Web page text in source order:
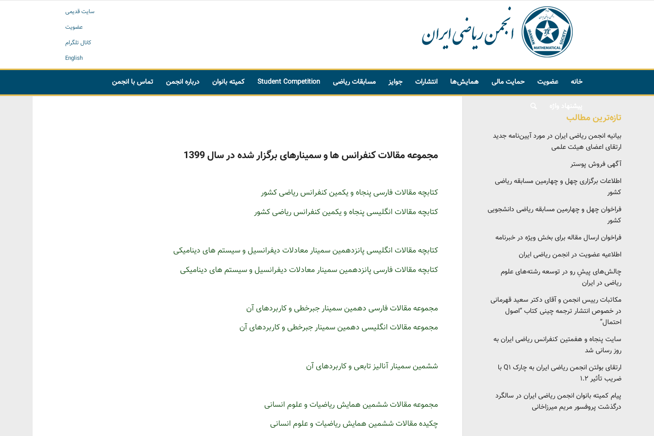
سایت قدیمی
عضویت
کانال تلگرام
English
خانه عضویت حمایت مالی همایش‌ها انتشارات جوایز مسابقات ریاضی Student Competition کمیته بانوان درباره انجمن تماس با انجمن
مجموعه مقالات کنفرانس ها و سمینارهای برگزار شده در سال 1399
کتابچه مقالات فارسی پنجاه و یکمین کنفرانس ریاضی کشور
کتابچه مقالات انگلیسی پنجاه و یکمین کنفرانس ریاضی کشور
کتابچه مقالات انگلیسی پانزدهمین سمینار معادلات دیفرانسیل و سیستم های دینامیکی
کتابچه مقالات فارسی پانزدهمین سمینار معادلات دیفرانسیل و سیستم های دینامیکی
مجموعه مقالات فارسی دهمین سمینار جبرخطی و کاربردهای آن
مجموعه مقالات انگلیسی دهمین سمینار جبرخطی و کاربردهای آن
ششمین سمینار آنالیز تابعی و کاربردهای آن
مجموعه مقالات ششمین همایش ریاضیات و علوم انسانی
چکیده مقالات ششمین همایش ریاضیات و علوم انسانی
تازه‌ترین مطالب
بیانیه انجمن ریاضی ایران در مورد آیین‌نامه جدید
ارتقای اعضای هیئت علمی
آگهی فروش پوستر
اطلاعات برگزاری چهل و چهارمین مسابقه ریاضی
کشور
فراخوان چهل و چهارمین مسابقه ریاضی دانشجویی
کشور‎‎
فراخوان ارسال مقاله برای بخش ویژه در خبرنامه
اطلاعیه عضویت در انجمن ریاضی ایران
چالش‌های پیشِ رو در توسعه رشته‌های علوم
ریاضی در ایران
مکاتبات رییس انجمن و آقای دکتر سعید قهرمانی
در خصوص انتشار ترجمه چینی کتاب “اصول
احتمال”
سایت پنجاه و هفمتین کنفرانس ریاضی ایران به
روز رسانی شد
ارتقای بولتن انجمن ریاضی ایران به چارک Q1 با
ضریب تأثیر ۱.۲
پیام کمیته بانوان انجمن ریاضی ایران در سالگرد
درگذشت پروفسور مریم میرزاخانی